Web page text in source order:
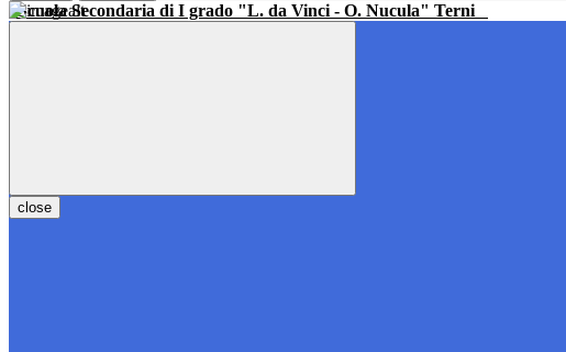
Scuola Secondaria di I grado "L. da Vinci - O. Nucula" Terni
close